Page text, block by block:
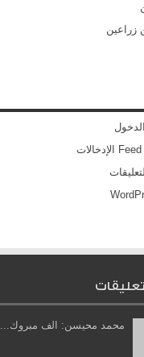
زراعين
محمد محيسن: الف مبروك...